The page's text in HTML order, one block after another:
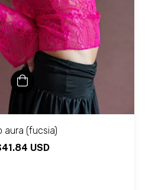
aura (fucsia)
USD